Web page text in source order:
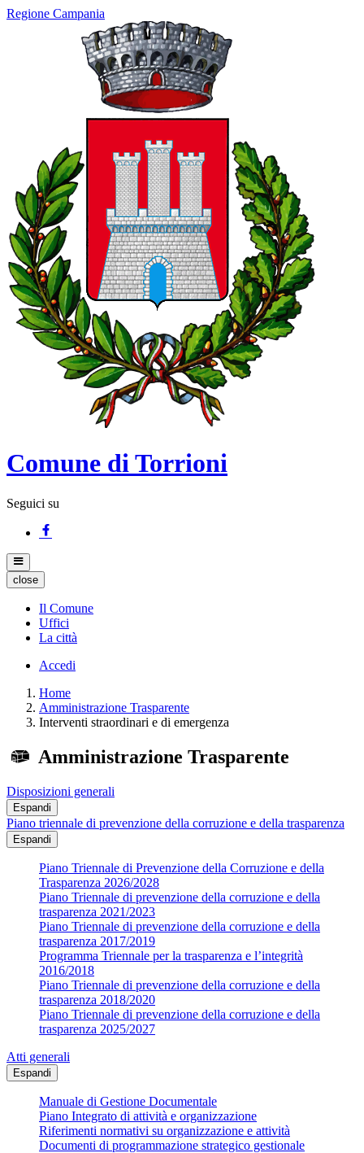
Regione Campania
Comune di Torrioni
Seguici su
close
Il Comune
Uffici
La città
Accedi
Home
Amministrazione Trasparente
Interventi straordinari e di emergenza
Amministrazione Trasparente
Disposizioni generali
Espandi
Piano triennale di prevenzione della corruzione e della trasparenza
Espandi
Piano Triennale di Prevenzione della Corruzione e della
Trasparenza 2026/2028
Piano Triennale di prevenzione della corruzione e della
trasparenza 2021/2023
Piano Triennale di prevenzione della corruzione e della
trasparenza 2017/2019
Programma Triennale per la trasparenza e l’integrità
2016/2018
Piano Triennale di prevenzione della corruzione e della
trasparenza 2018/2020
Piano Triennale di prevenzione della corruzione e della
trasparenza 2025/2027
Atti generali
Espandi
Manuale di Gestione Documentale
Piano Integrato di attività e organizzazione
Riferimenti normativi su organizzazione e attività
Documenti di programmazione strategico gestionale